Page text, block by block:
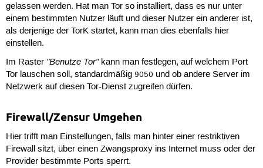
gelassen werden. Hat man Tor so installiert, dass es nur unter
einem bestimmten Nutzer läuft und dieser Nutzer ein anderer ist,
als derjenige der TorK startet, kann man dies ebenfalls hier
einstellen.
Im Raster "Benutze Tor"kann man festlegen, auf welchem Port
Tor lauschen soll, standardmäßig 9050 und ob andere Server im
Netzwerk auf diesen Tor-Dienst zugreifen dürfen.
Firewall/Zensur Umgehen
Hier trifft man Einstellungen, falls man hinter einer restriktiven
Firewall sitzt, über einen Zwangsproxy ins Internet muss oder der
Provider bestimmte Ports sperrt.